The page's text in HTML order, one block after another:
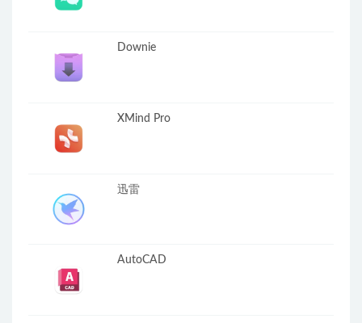
Downie
XMind Pro
迅雷
AutoCAD